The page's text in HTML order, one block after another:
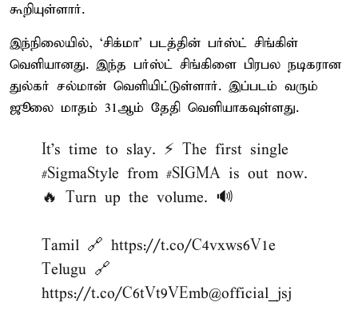
கூறியுள்ளார்.
இந்நிலையில், ‘சிக்மா’ படத்தின் பர்ஸ்ட் சிங்கிள்
வெளியானது. இந்த பர்ஸ்ட் சிங்கிளை பிரபல நடிகரான
துல்கர் சல்மான் வெளியிட்டுள்ளார். இப்படம் வரும்
ஜூலை மாதம் 31ஆம் தேதி வெளியாகவுள்ளது.
It’s time to slay. ⚡️ The first single
#SigmaStyle from #SIGMA is out now.
🔥 Turn up the volume. 🔊
Tamil 🔗 https://t.co/C4vxws6V1e
Telugu 🔗
https://t.co/C6tVt9VEmb@official_jsj